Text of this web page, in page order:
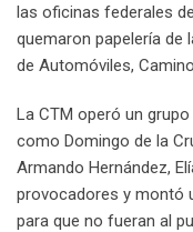
las oficinas federales
quemaron papelería de
de Automóviles,
La CTM operó un
como Domingo de la
Armando Hernández,
provocadores y montó
para que no fueran al